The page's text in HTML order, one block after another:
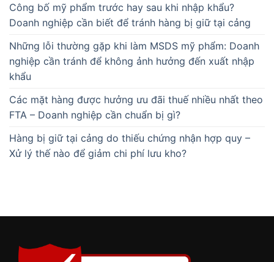
Công bố mỹ phẩm trước hay sau khi nhập khẩu?
Doanh nghiệp cần biết để tránh hàng bị giữ tại cảng
Những lỗi thường gặp khi làm MSDS mỹ phẩm: Doanh
nghiệp cần tránh để không ảnh hưởng đến xuất nhập
khẩu
Các mặt hàng được hưởng ưu đãi thuế nhiều nhất theo
FTA – Doanh nghiệp cần chuẩn bị gì?
Hàng bị giữ tại cảng do thiếu chứng nhận hợp quy –
Xử lý thế nào để giảm chi phí lưu kho?